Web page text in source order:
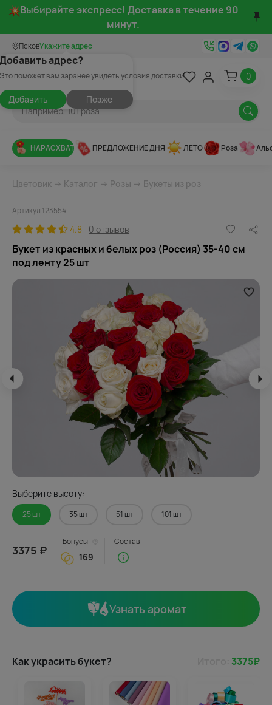
Выбирайте экспресс! Доставка в течение 90
минут.
ПсковУкажите адрес
адрес?
поможет вам заранее увидеть условия доставки
Добавить Позже
0
НАРАСХВАТ ПРЕДЛОЖЕНИЕ ДНЯ ЛЕТО Роза
Цветовик → Каталог → Розы → Букеты из роз
Артикул 123554
4.8 0 отзывов
Букет из красных и белых роз (Россия) 35-40 см
под ленту 25 шт
Выберите высоту:
25 шт 35 шт 51 шт 101 шт
3375 ₽
Бонусы
169
Состав
Узнать аромат
Как украсить букет? 3375₽